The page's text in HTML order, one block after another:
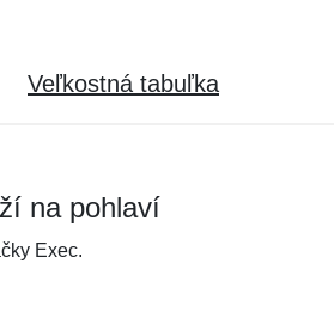
Veľkostná tabuľka
na pohlaví
Exec.